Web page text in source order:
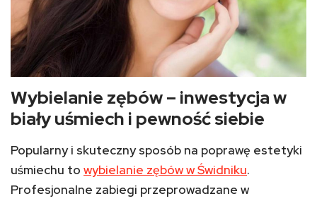
Wybielanie zębów – inwestycja w
biały uśmiech i pewność siebie
Popularny i skuteczny sposób na poprawę estetyki
uśmiechu to wybielanie zębów w Świdniku.
Profesjonalne zabiegi przeprowadzane w